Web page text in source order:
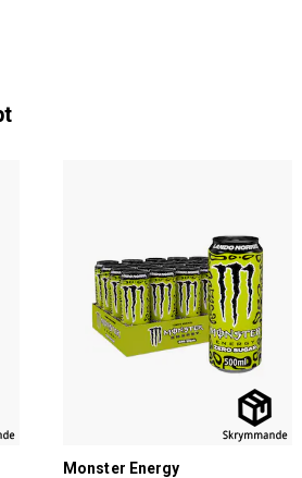
Monster Energy